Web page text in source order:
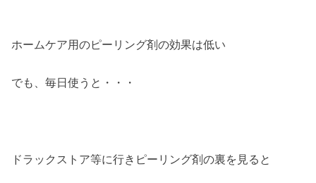
ホームケア用のピーリング剤の効果は低い
でも、毎日使うと・・・
ドラックストア等に行きピーリング剤の裏を見ると